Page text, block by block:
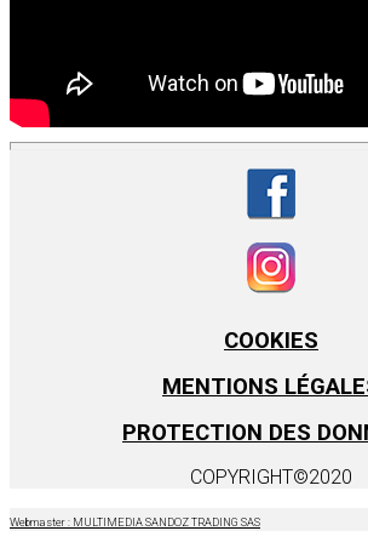
COOKIES
MENTIONS
PROTECTION DES
COPYRIGHT©2020
Webmaster : MULTIMEDIA SANDOZ TRADING SAS